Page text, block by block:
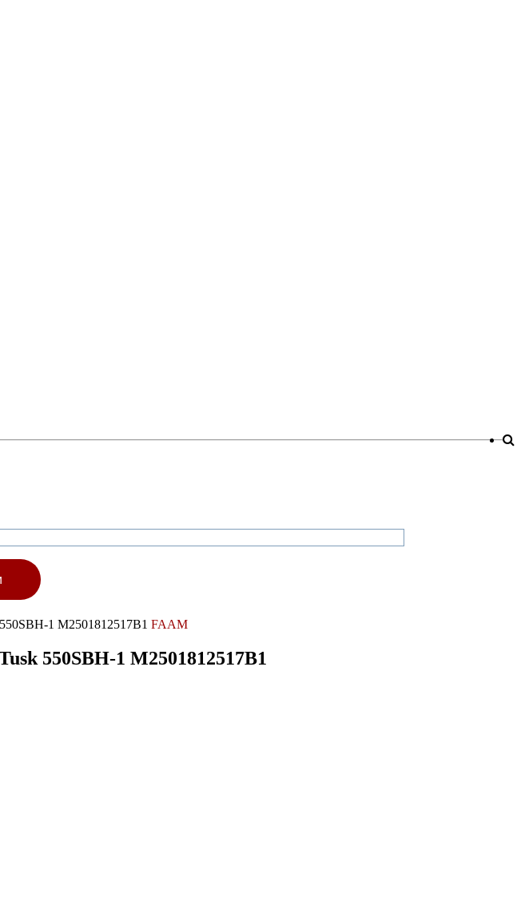
1 M2501812517B1 FAAM
550SBH-1 M2501812517B1